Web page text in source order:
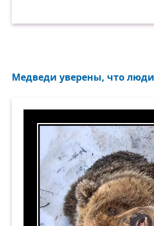
Медведи уверены, что люди